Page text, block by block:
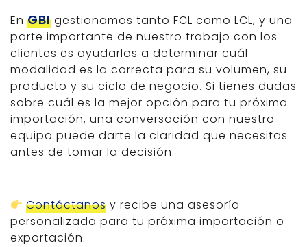
En GBI gestionamos tanto FCL como LCL, y una
parte importante de nuestro trabajo con los
clientes es ayudarlos a determinar cuál
modalidad es la correcta para su volumen, su
producto y su ciclo de negocio. Si tienes dudas
sobre cuál es la mejor opción para tu próxima
importación, una conversación con nuestro
equipo puede darte la claridad que necesitas
antes de tomar la decisión.
Contáctanos y recibe una asesoría
personalizada para tu próxima importación o
exportación.